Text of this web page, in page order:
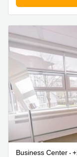
Business Center